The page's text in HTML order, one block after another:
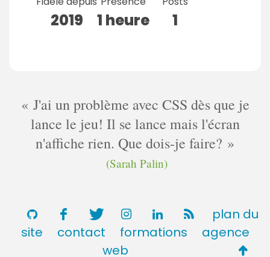
2019 1 heure 1
J'ai un problème avec CSS dès que je
lance le jeu! Il se lance mais l'écran
n'affiche rien. Que dois-je faire?
(Sarah Palin)
plan du
site
contact formations
agence
web